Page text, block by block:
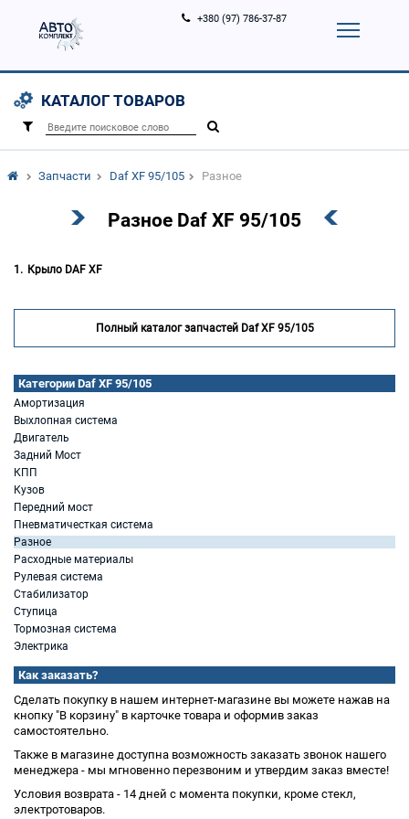
0)
Услуги
+380 (97) 786-37-87
КАТАЛОГ ТОВАРОВ
Запчасти Daf XF 95/105 Разное
Категории Daf XF 95/105
Амортизация
Выхлопная система
Двигатель
Задний Мост
КПП
Кузов
Передний мост
Пневматичесткая система
Разное
Расходные материалы
Рулевая система
Стабилизатор
Ступица
Тормозная система
Электрика
Разное Daf XF 95/105
Крыло DAF XF
Полный каталог запчастей Daf XF 95/105
Как заказать?
Сделать покупку в нашем интернет-магазине вы можете нажав на
кнопку "В корзину" в карточке товара и оформив заказ
самостоятельно.
Также в магазине доступна возможность заказать звонок нашего
менеджера - мы мгновенно перезвоним и утвердим заказ вместе!
Условия возврата - 14 дней с момента покупки, кроме стекл,
электротоваров.